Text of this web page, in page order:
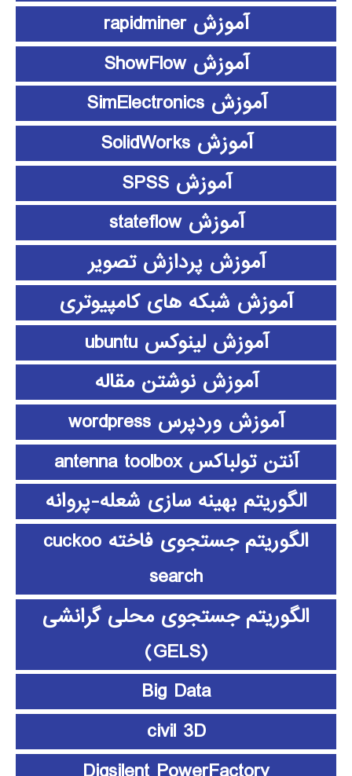
آموزش rapidminer
آموزش ShowFlow
آموزش SimElectronics
آموزش SolidWorks
آموزش SPSS
آموزش stateflow
آموزش پردازش تصویر
آموزش شبکه های کامپیوتری
آموزش لینوکس ubuntu
آموزش نوشتن مقاله
آموزش وردپرس wordpress
آنتن تولباکس antenna toolbox
الگوریتم بهینه سازی شعله-پروانه
الگوریتم جستجوی فاخته cuckoo
search
الگوریتم جستجوی محلی گرانشی
(GELS)
Big Data
civil 3D